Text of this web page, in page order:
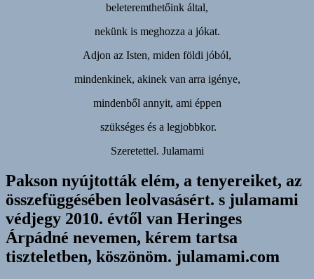
beleteremthetőink által,
nekünk is meghozza a jókat.
Adjon az Isten, miden földi jóból,
mindenkinek, akinek van arra igénye,
mindenből annyit, ami éppen
szükséges és a legjobbkor.
Szeretettel. Julamami
Pakson nyújtották elém, a tenyereiket, az
összefüggésében leolvasásért. s julamami
védjegy 2010. évtől van Heringes
Árpádné nevemen, kérem tartsa
tiszteletben, köszönöm. julamami.com